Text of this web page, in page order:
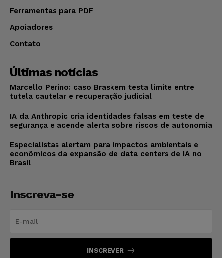
Ferramentas para PDF
Apoiadores
Contato
Últimas notícias
Marcello Perino: caso Braskem testa limite entre
tutela cautelar e recuperação judicial
IA da Anthropic cria identidades falsas em teste de
segurança e acende alerta sobre riscos de autonomia
Especialistas alertam para impactos ambientais e
econômicos da expansão de data centers de IA no
Brasil
Inscreva-se
INSCREVER